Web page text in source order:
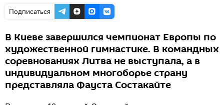
Подписаться
В Киеве завершился чемпионат Европы по
художественной гимнастике. В командных
соревнованиях Литва не выступала, а в
индивидуальном многоборье страну
представляла Фауста Состакайте